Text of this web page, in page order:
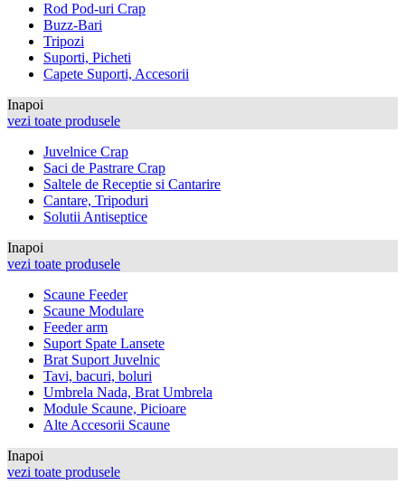
Rod Pod-uri Crap
Buzz-Bari
Tripozi
Suporti, Picheti
Capete Suporti, Accesorii
Inapoi
vezi toate produsele
Juvelnice Crap
Saci de Pastrare Crap
Saltele de Receptie si Cantarire
Cantare, Tripoduri
Solutii Antiseptice
Inapoi
vezi toate produsele
Scaune Feeder
Scaune Modulare
Feeder arm
Suport Spate Lansete
Brat Suport Juvelnic
Tavi, bacuri, boluri
Umbrela Nada, Brat Umbrela
Module Scaune, Picioare
Alte Accesorii Scaune
Inapoi
vezi toate produsele